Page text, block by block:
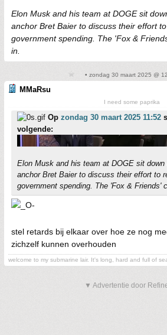
Elon Musk and his team at DOGE sit
anchor Bret Baier to discuss their effort
government spending. The 'Fox &
in.
• zondag 30 maart 2025 @
MMaRsu
I need some paprika
Op zondag 30 maart 2025 11:52
volgende:
Elon Musk and his team at DOGE sit down
anchor Bret Baier to discuss their effort to
government spending. The 'Fox & Friends'
stel retards bij elkaar over hoe ze nog
zichzelf kunnen overhouden
welcome to my submarine lair. It's long, hard and full of
▼ Advertentie door